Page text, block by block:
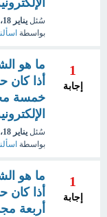
سُئل يناير 18، 2022
بواسطة
1
إجابة
ما هو
أذا كان
خمسة
سُئل يناير 18، 2022
بواسطة
1
إجابة
ما هو
أذا كان
أربعة